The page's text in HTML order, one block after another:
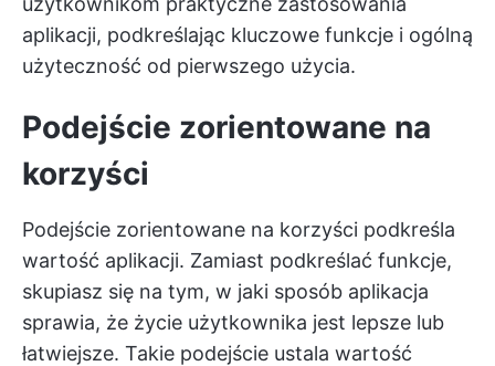
aplikacji, podkreślając kluczowe funkcje i ogólną
użyteczność od pierwszego użycia.
Podejście zorientowane na
korzyści
Podejście zorientowane na korzyści podkreśla
wartość aplikacji. Zamiast podkreślać funkcje,
skupiasz się na tym, w jaki sposób aplikacja
sprawia, że życie użytkownika jest lepsze lub
łatwiejsze. Takie podejście ustala wartość